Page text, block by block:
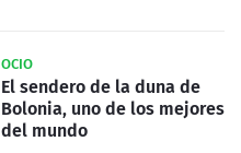
OCIO
El sendero de la duna de
Bolonia, uno de los mejores
del mundo